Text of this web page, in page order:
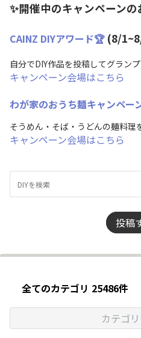
✨開催中のキャンペーンの
CAINZ DIYアワード🏆 (8/
自分でDIY作品を投稿してグラン
キャンペーン会場はこちら
わが家のおうち麺キャンペー
そうめん・そば・うどんの麺料理
キャンペーン会場はこちら
投稿
全てのカテゴリ 25486件
カテゴ